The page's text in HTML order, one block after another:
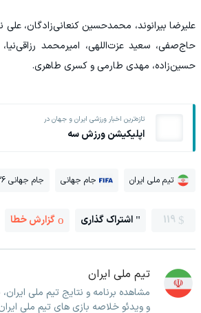
علیرضا بیرانوند، محمدحسین کنعانی‌زادگان، علی
حاج‌صفی، سعید عزت‌اللهی، امیرمحمد
حسین‌زاده، مهدی طارمی و کسری طاهری.
تازه‌ترین اخبار ورزشی ایران و جهان در
اپلیکیشن ورزش سه
تیم ملی ایران جام جهانی جام جهانی 2026
119 اشتراک گذاری گزارش خطا
تیم ملی ایران
مشاهده برنامه و نتایج تیم ملی
و ویدئو خلاصه بازی های تیم ملی